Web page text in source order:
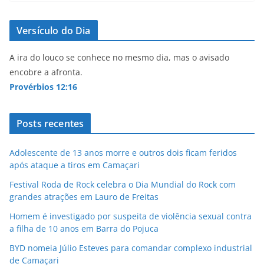
A
p
p
b
o
o
k
Versículo do Dia
A ira do louco se conhece no mesmo dia, mas o avisado
encobre a afronta.
Provérbios 12:16
Posts recentes
Adolescente de 13 anos morre e outros dois ficam feridos
após ataque a tiros em Camaçari
Festival Roda de Rock celebra o Dia Mundial do Rock com
grandes atrações em Lauro de Freitas
Homem é investigado por suspeita de violência sexual contra
a filha de 10 anos em Barra do Pojuca
BYD nomeia Júlio Esteves para comandar complexo industrial
de Camaçari